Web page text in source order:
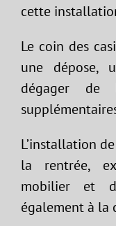
cette
Le coin des
une dépose,
dégager de
L’installation
la rentrée,
mobilier et
également à la